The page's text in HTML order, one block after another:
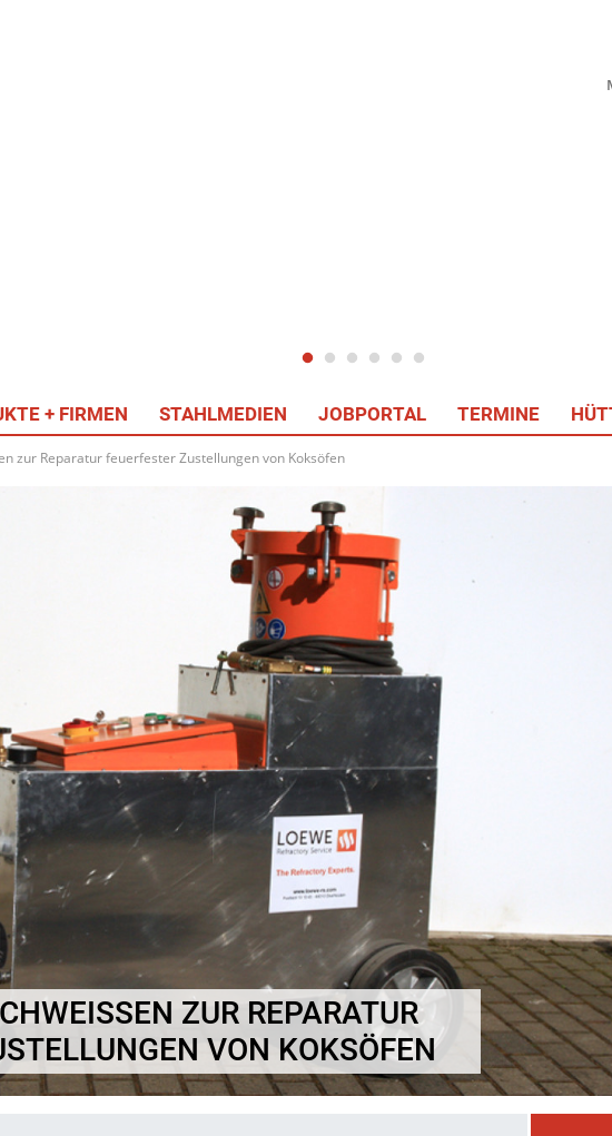
+ FIRMEN STAHLMEDIEN JOBPORTAL TERMINE
zur Reparatur feuerfester Zustellungen von Koksöfen
ZUR REPARATUR F
VON KOKSÖFEN